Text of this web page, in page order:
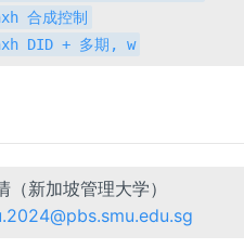
合成控制
DID + 多期, w
（新加坡管理大学）